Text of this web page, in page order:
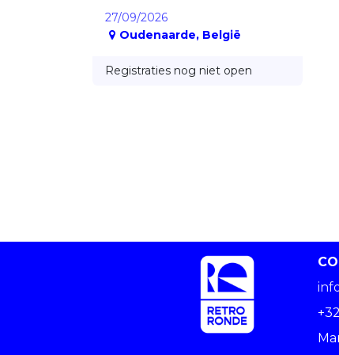
27/09/2026
Oudenaarde, België
Registraties nog niet open